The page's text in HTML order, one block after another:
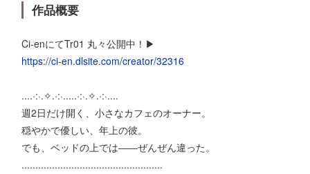
作品概要
Ci-enにてTr01 丸々公開中！▶
https://ci-en.dlsite.com/creator/32316
....·:·.✧.·:·.....·:·.✧.·:·....
週2日だけ開く、小さなカフェのオーナー。
穏やかで優しい、年上の彼。
でも、ベッドの上では――ぜんぜん違った。
...................................................